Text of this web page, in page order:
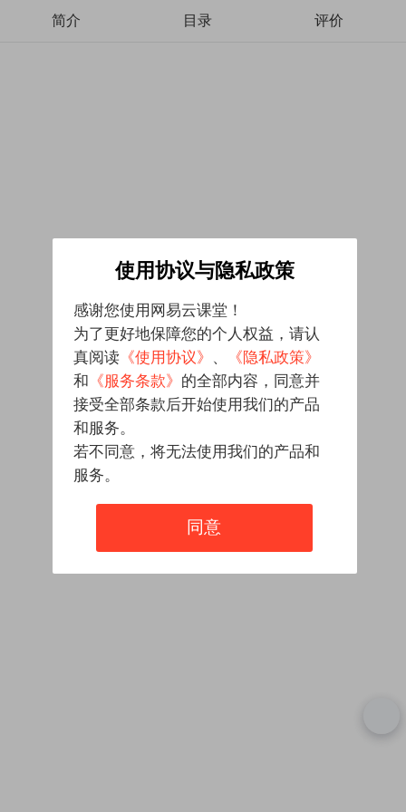
简介 目录 评价
使用协议与隐私政策
感谢您使用网易云课堂！
为了更好地保障您的个人权益，请认
真阅读 《使用协议》 、
《隐私政策》
和 《服务条款》 的全部内容，同意并
接受全部条款后开始使用我们的产品
和服务。
若不同意，将无法使用我们的产品和
服务。
同意